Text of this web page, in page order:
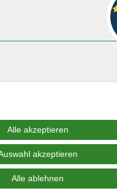
jederzeit kostenlos abbestellen.
Alle akzeptieren
akzeptieren
Alle ablehnen